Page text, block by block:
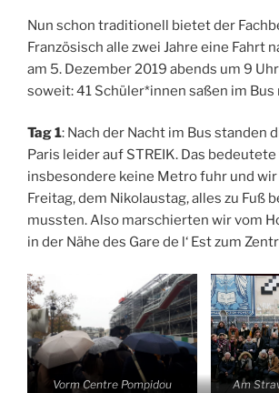
Nun schon traditionell bietet der
Französisch alle zwei Jahre eine Fahrt
am 5. Dezember 2019 abends um 9
soweit: 41 Schüler*innen saßen im Bus
Tag 1: Nach der Nacht im Bus standen
Paris leider auf STREIK. Das
insbesondere keine Metro fuhr und wir
Freitag, dem Nikolaustag, alles zu Fuß
mussten. Also marschierten wir vom
in der Nähe des Gare de l‘ Est zum
Vorm Centre Pompidou Am